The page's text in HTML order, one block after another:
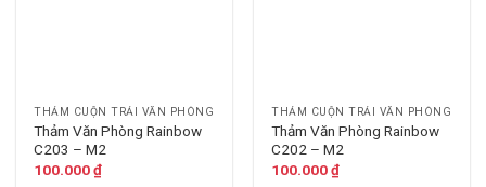
THẢM CUỘN TRẢI VĂN PHÒNG
Thảm Văn Phòng Rainbow
C203 – M2
100.000₫
THẢM CUỘN TRẢI VĂN PHÒNG
Thảm Văn Phòng Rainbow
C202 – M2
100.000₫